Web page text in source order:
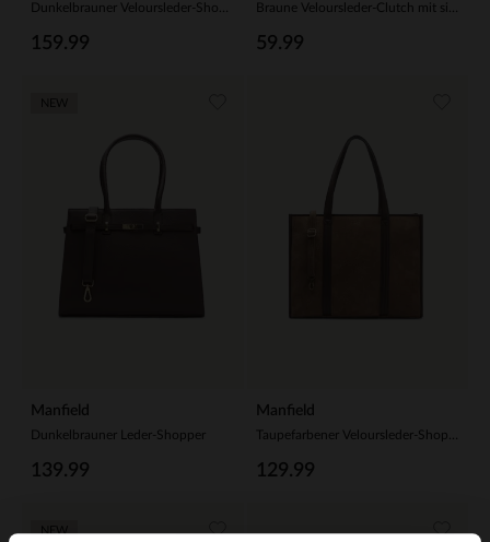
Dunkelbrauner Veloursleder-Shopper mit Flecht-Details
159.99
Braune Veloursleder-Clutch mit silberfarbenen Nieten
59.99
Manfield
Dunkelbrauner Leder-Shopper
139.99
Manfield
129.99